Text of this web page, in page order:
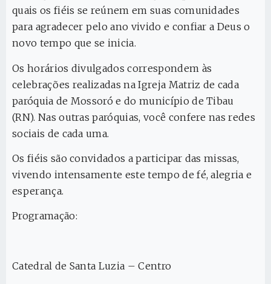
quais os fiéis se reúnem em suas comunidades
para agradecer pelo ano vivido e confiar a Deus o
novo tempo que se inicia.
Os horários divulgados correspondem às
celebrações realizadas na Igreja Matriz de cada
paróquia de Mossoró e do município de Tibau
(RN). Nas outras paróquias, você confere nas redes
sociais de cada uma.
Os fiéis são convidados a participar das missas,
vivendo intensamente este tempo de fé, alegria e
esperança.
Programação:
Catedral de Santa Luzia – Centro